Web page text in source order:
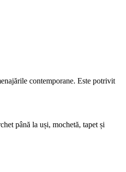
contemporane. Este potrivit
până la uși, mochetă, tapet și